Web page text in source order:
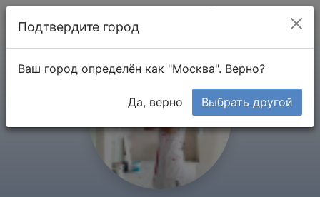
Подтвердите город
Ваш город определён как "Москва". Верно?
Да, верно Выбрать другой